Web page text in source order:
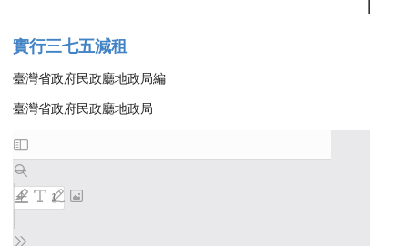
實行三七五減租
臺灣省政府民政廳地政局編
臺灣省政府民政廳地政局